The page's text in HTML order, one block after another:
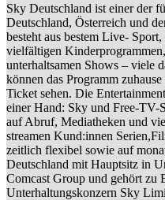
Sky Deutschland ist einer der
Deutschland, Österreich und
besteht aus bestem Live-
vielfältigen
unterhaltsamen Shows – viele
können das Programm
Ticket sehen. Die
einer Hand: Sky und Free-TV-
auf Abruf, Mediatheken und
streamen Kund:innen
zeitlich flexibel sowie auf
Deutschland mit Hauptsitz in
Comcast Group und gehört zu
Unterhaltungskonzern Sky